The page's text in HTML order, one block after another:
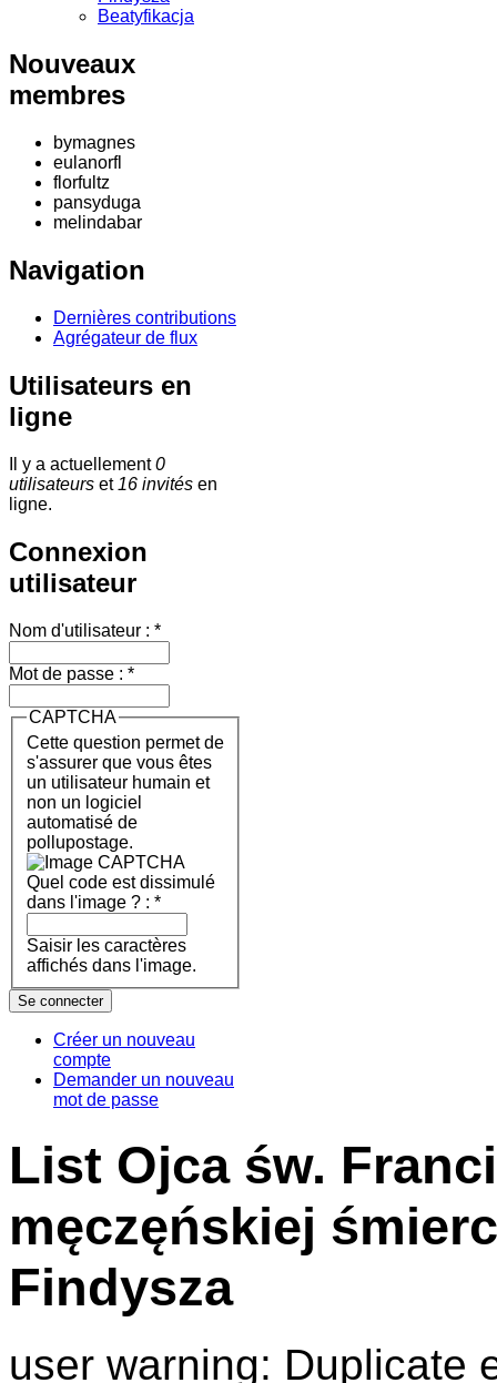
Beatyfikacja
Nouveaux
membres
bymagnes
eulanorfl
florfultz
pansyduga
melindabar
Navigation
Dernières contributions
Agrégateur de flux
Utilisateurs en
ligne
Il y a actuellement0
utilisateurs et 16 invités en
ligne.
Connexion
utilisateur
Nom d'utilisateur : *
Mot de passe : *
CAPTCHA
Cette question permet de
s'assurer que vous êtes
un utilisateur humain et
non un logiciel
automatisé de
pollupostage.
Quel code est dissimulé
dans l'image ? : *
Saisir les caractères
affichés dans l'image.
Créer un nouveau
compte
Demander un nouveau
mot de passe
List Ojca św.
męczęńskiej
Findysza
user warning: Duplicate